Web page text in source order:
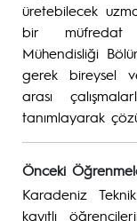
üretebilecek
bir müfredat
Mühendisliği
gerek bireysel
arası
tanımlayarak
Önceki
Karadeniz
kayıtlı